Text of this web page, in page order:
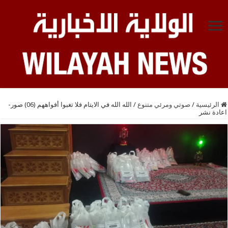
الرئيسية / صوتي ومرئي متنوع /
الله الله في الايتام فلا تغبوا أفواههم (06) صور-
اعادة نشر